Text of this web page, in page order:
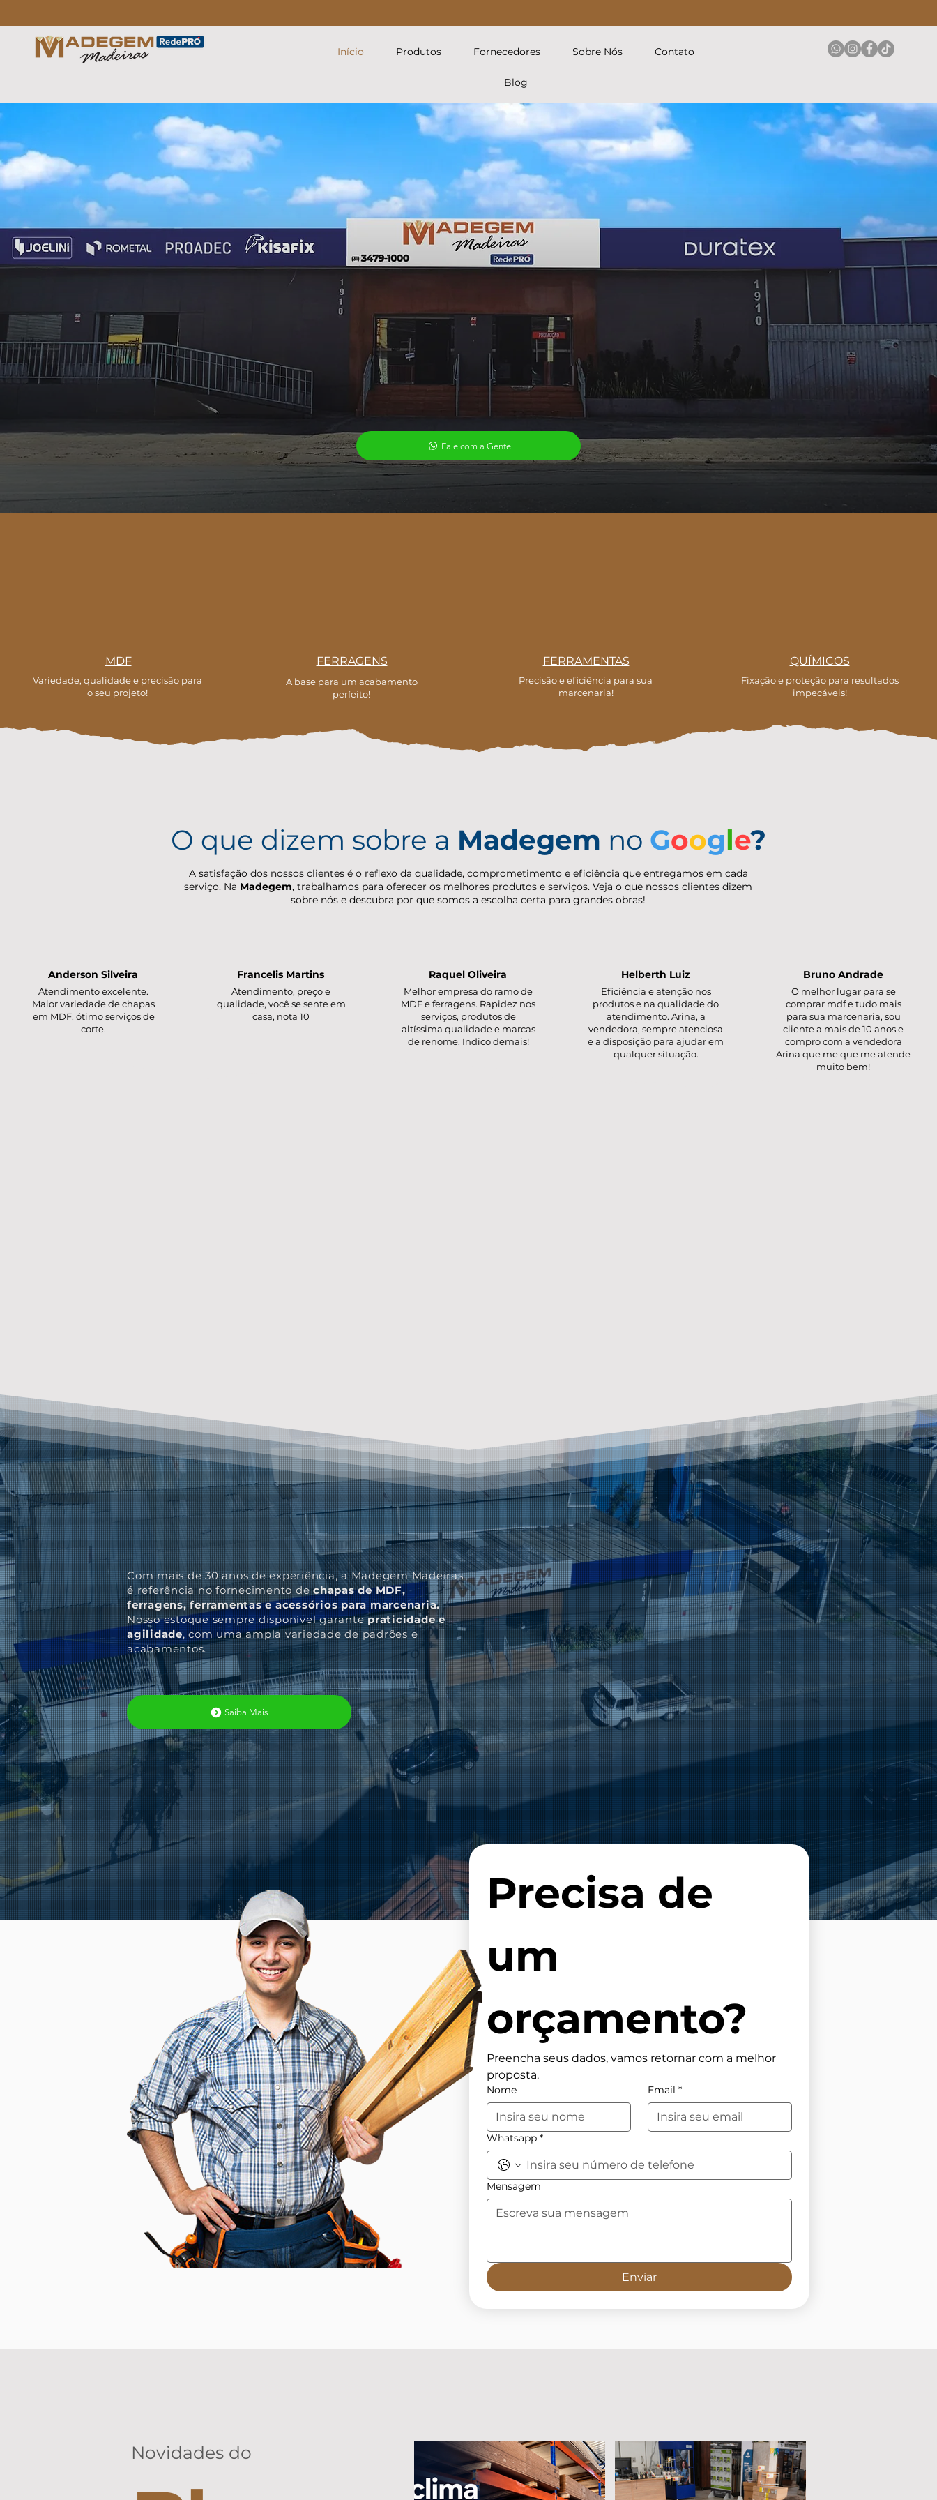
Início Produtos Fornecedores Sobre Nós Contato
Blog
A Madeireira completa, para você!
Fale com a Gente
MDF
Variedade, qualidade e precisão para
o seu projeto!
FERRAGENS
A base para um acabamento
perfeito!
FERRAMENTAS
Precisão e eficiência para sua
marcenaria!
QUÍMICOS
Fixação e proteção para resultados
impecáveis!
O que dizem sobre a Madegem no Google?
A satisfação dos nossos clientes é o reflexo da qualidade, comprometimento e eficiência que entregamos em cada
serviço. Na Madegem, trabalhamos para oferecer os melhores produtos e serviços. Veja o que nossos clientes dizem
sobre nós e descubra por que somos a escolha certa para grandes obras!
Anderson Silveira
Atendimento excelente.
Maior variedade de chapas
em MDF, ótimo serviços de
corte.
Francelis Martins
Atendimento, preço e
qualidade, você se sente em
casa, nota 10
Raquel Oliveira
Melhor empresa do ramo de
MDF e ferragens. Rapidez nos
serviços, produtos de
altíssima qualidade e marcas
de renome. Indico demais!
Helberth Luiz
Eficiência e atenção nos
produtos e na qualidade do
atendimento. Arina, a
vendedora, sempre atenciosa
e a disposição para ajudar em
qualquer situação.
Bruno Andrade
O melhor lugar para se
comprar mdf e tudo mais
para sua marcenaria, sou
cliente a mais de 10 anos e
compro com a vendedora
Arina que me que me atende
muito bem!
Com mais de 30 anos de experiência, a Madegem Madeiras
é referência no fornecimento dechapas de MDF,
ferragens, ferramentas e acessórios para marcenaria.
Nosso estoque sempre disponível garantepraticidade e
agilidade, com uma ampla variedade de padrões e
acabamentos.
Saiba Mais
Precisa de
um
orçamento?
Preencha seus dados, vamos retornar com a melhor
proposta.
Nome Email *
Whatsapp *
Mensagem
Enviar
Novidades do